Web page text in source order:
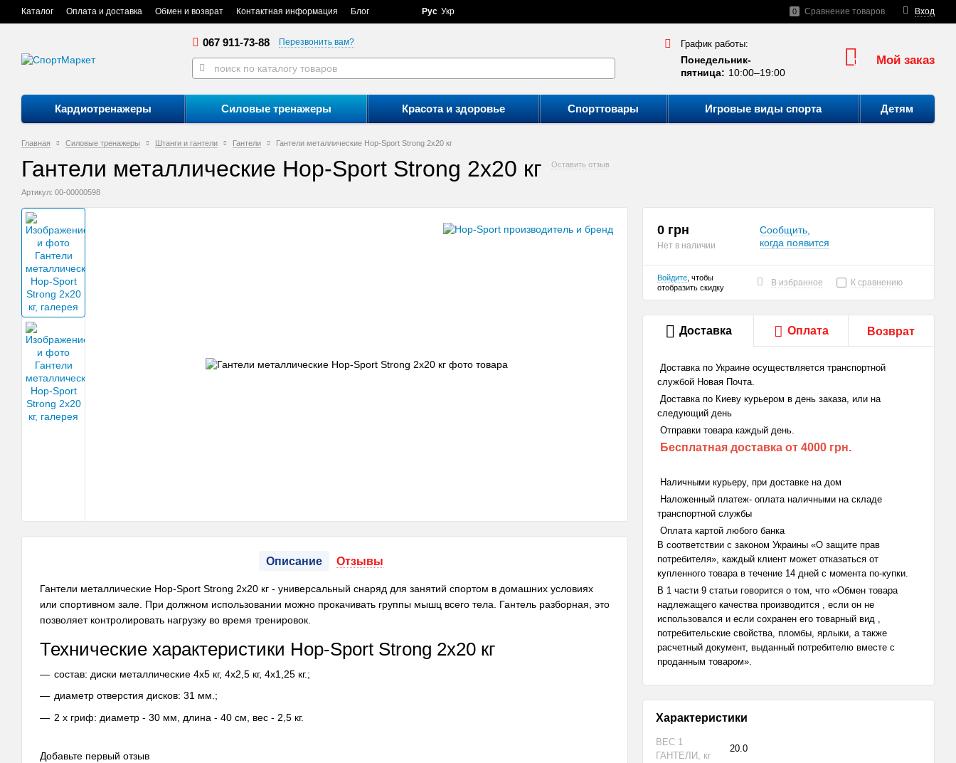
Каталог Оплата и доставка Обмен и возврат Контактная информация Блог Вход
0 Сравнение товаров
Рус Укр
067 911-73-88 Перезвонить вам? График работы:
Понедельник-
пятница: 10:00–19:00
0 Мой заказ
Кардиотренажеры Силовые тренажеры Красота и здоровье Спорттовары Игровые виды спорта Детям
Главная Силовые тренажеры Штанги и гантели Гантели Гантели металлические Hop-Sport Strong 2х20 кг
Гантели металлические Hop-Sport Strong 2х20 кг Оставить отзыв
Артикул: 00-00000598
Описание Отзывы
Гантели металлические Hop-Sport Strong 2х20 кг - универсальный снаряд для занятий спортом в домашних условиях
или спортивном зале. При должном использовании можно прокачивать группы мышц всего тела. Гантель разборная, это
позволяет контролировать нагрузку во время тренировок.
Технические характеристики Hop-Sport Strong 2х20 кг
состав: диски металлические 4x5 кг, 4х2,5 кг, 4х1,25 кг.;
диаметр отверстия дисков: 31 мм.;
2 х гриф: диаметр - 30 мм, длина - 40 см, вес - 2,5 кг.
Добавьте первый отзыв
0 грн
Нет в наличии
Сообщить,
когда появится
Войдите , чтобы
отобразить скидку
В избранное К сравнению
Доставка Оплата Возврат
Доставка по Украине осуществляется транспортной
службой Новая Почта.
Доставка по Киеву курьером в день заказа, или на
следующий день
Отправки товара каждый день.
Бесплатная доставка от 4000 грн.
Наличными курьеру, при доставке на дом
Наложенный платеж- оплата наличными на складе
транспортной службы
Оплата картой любого банка
В соответствии с законом Украины «О защите прав
потребителя», каждый клиент может отказаться от
купленного товара в течение 14 дней с момента по-купки.
В 1 части 9 статьи говорится о том, что «Обмен товара
надлежащего качества производится , если он не
использовался и если сохранен его товарный вид ,
потребительские свойства, пломбы, ярлыки, а также
расчетный документ, выданный потребителю вместе с
проданным товаром».
Характеристики
ВЕС 1
ГАНТЕЛИ, кг
20.0